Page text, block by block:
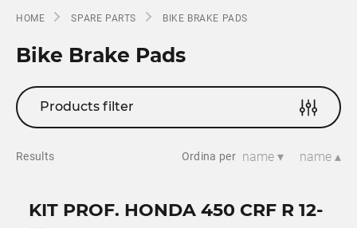
HOME SPARE PARTS BIKE BRAKE PADS
Bike Brake Pads
Products filter
Results Ordina per name ▾ name ▴
KIT PROF. HONDA 450 CRF R 12-